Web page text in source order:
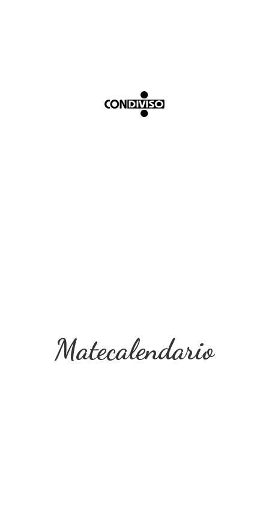
Matecalendario